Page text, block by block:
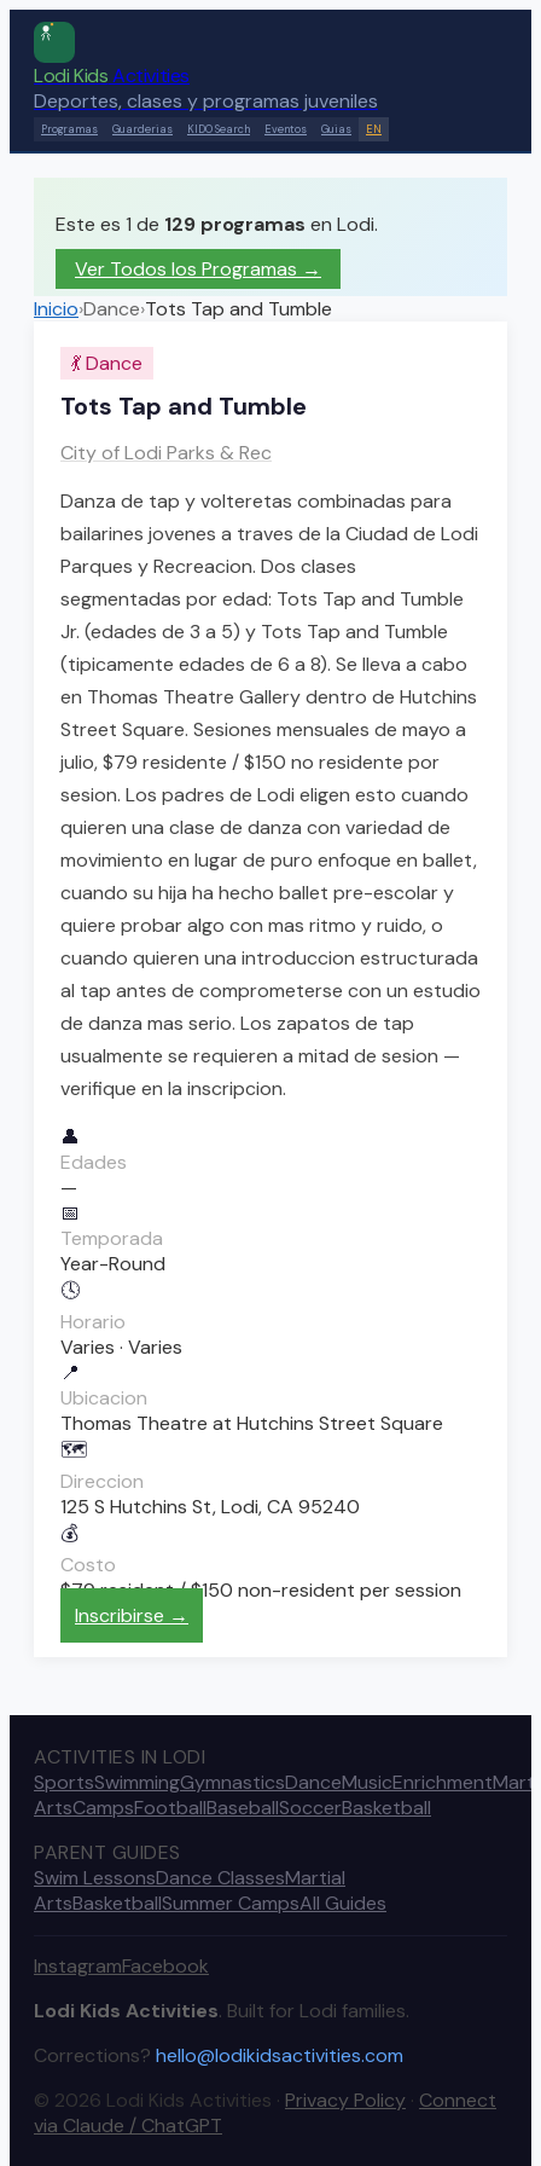
Lodi KidsActivities
Deportes, clases y programas juveniles
Programas Guarderias KIDO Search Eventos Guias EN
Este es 1 de 129 programas en Lodi.
Ver Todos los Programas →
Inicio›Dance›Tots Tap and Tumble
💃Dance
Tots Tap and Tumble
City of Lodi Parks & Rec
Danza de tap y volteretas combinadas para
bailarines jovenes a traves de la Ciudad de Lodi
Parques y Recreacion. Dos clases
segmentadas por edad: Tots Tap and Tumble
Jr. (edades de 3 a 5) y Tots Tap and Tumble
(tipicamente edades de 6 a 8). Se lleva a cabo
en Thomas Theatre Gallery dentro de Hutchins
Street Square. Sesiones mensuales de mayo a
julio, $79 residente / $150 no residente por
sesion. Los padres de Lodi eligen esto cuando
quieren una clase de danza con variedad de
movimiento en lugar de puro enfoque en ballet,
cuando su hija ha hecho ballet pre-escolar y
quiere probar algo con mas ritmo y ruido, o
cuando quieren una introduccion estructurada
al tap antes de comprometerse con un estudio
de danza mas serio. Los zapatos de tap
usualmente se requieren a mitad de sesion —
verifique en la inscripcion.
👤
Edades
—
📅
Temporada
Year-Round
🕓
Horario
Varies · Varies
📍
Ubicacion
Thomas Theatre at Hutchins Street Square
🗺️
Direccion
125 S Hutchins St, Lodi, CA 95240
💰
Costo
$79 resident / $150 non-resident per session
Inscribirse →
ACTIVITIES IN LODI
SportsSwimmingGymnasticsDanceMusicEnrichment
ArtsCampsFootballBaseballSoccerBasketball
PARENT GUIDES
Swim LessonsDance ClassesMartial
ArtsBasketballSummer CampsAll Guides
InstagramFacebook
Lodi Kids Activities. Built for Lodi families.
Corrections? hello@lodikidsactivities.com
© 2026 Lodi Kids Activities · Privacy Policy · Connect
via Claude / ChatGPT